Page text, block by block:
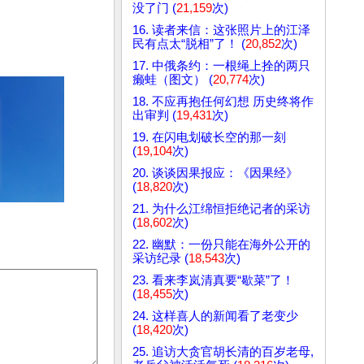
没了门 (21,159次)
16. 读者来信：这张照片上的江泽
民有点太“脱相”了！ (20,852次)
17. 中俄条约：一根绳上拴的两只
癞蛙（图文） (20,774次)
18. 不应再抱任何幻想 历史终将作
出审判 (19,431次)
19. 在闪电划破长空的那一刻
(19,104次)
20. 谈谈因果报应：《因果经》
(18,820次)
21. 为什么江绵恒拒绝记者的采访
(18,602次)
22. 幽默：一份只能在海外公开的
采访纪录 (18,543次)
23. 看来李岚清真要“歇菜”了！
(18,455次)
24. 这样喜人的新闻看了老变少
(18,420次)
25. 追访大贪官胡长清的百岁老母,